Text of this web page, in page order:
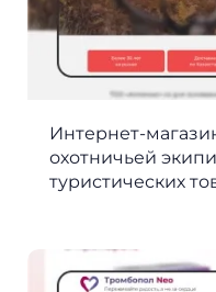
Интернет-
охотничьей
туристических